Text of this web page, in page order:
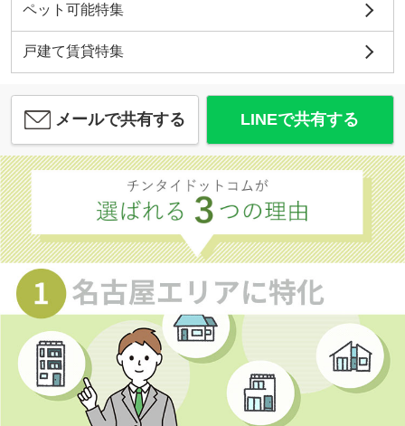
ペット可能特集
戸建て賃貸特集
メールで共有する LINEで共有する